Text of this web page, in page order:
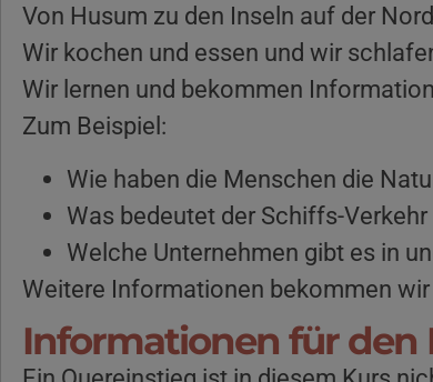
Von Husum zu den Inseln auf der
Wir kochen und essen und wir
Wir lernen und bekommen
Zum Beispiel:
Wie haben die Menschen die
Was bedeutet der Schiffs-
Welche Unternehmen gibt es in
Weitere Informationen bekommen
Informationen für den